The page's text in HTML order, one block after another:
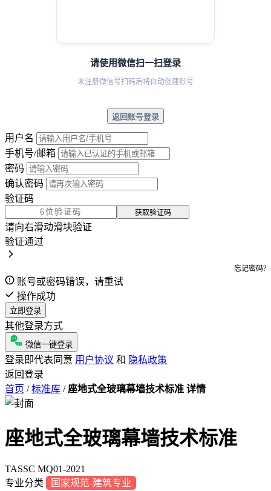
请使用微信扫一扫登录
未注册微信号扫码后将自动创建账号
返回账号登录
用户名
手机号/邮箱
密码
确认密码
验证码
获取验证码
请向右滑动滑块验证
验证通过
忘记密码?
账号或密码错误，请重试
操作成功
立即登录
其他登录方式
微信一键登录
登录即代表同意 用户协议 和 隐私政策
返回登录
首页 / 标准库 / 座地式全玻璃幕墙技术标准 详情
座地式全玻璃幕墙技术标准
TASSC MQ01-2021
专业分类
国家规范-建筑专业